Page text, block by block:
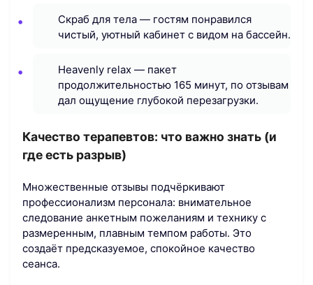
Скраб для тела — гостям понравился
чистый, уютный кабинет с видом на бассейн.
Heavenly relax — пакет
продолжительностью 165 минут, по отзывам
дал ощущение глубокой перезагрузки.
Качество терапевтов: что важно знать (и
где есть разрыв)
Множественные отзывы подчёркивают
профессионализм персонала: внимательное
следование анкетным пожеланиям и технику с
размеренным, плавным темпом работы. Это
создаёт предсказуемое, спокойное качество
сеанса.